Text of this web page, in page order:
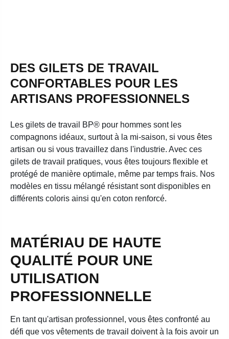
DES GILETS DE TRAVAIL
CONFORTABLES POUR LES
ARTISANS PROFESSIONNELS
Les gilets de travail BP® pour hommes sont les
compagnons idéaux, surtout à la mi-saison, si vous êtes
artisan ou si vous travaillez dans l'industrie. Avec ces
gilets de travail pratiques, vous êtes toujours flexible et
protégé de manière optimale, même par temps frais. Nos
modèles en tissu mélangé résistant sont disponibles en
différents coloris ainsi qu'en coton renforcé.
MATÉRIAU DE HAUTE
QUALITÉ POUR UNE
UTILISATION
PROFESSIONNELLE
En tant qu'artisan professionnel, vous êtes confronté au
défi que vos vêtements de travail doivent à la fois avoir un